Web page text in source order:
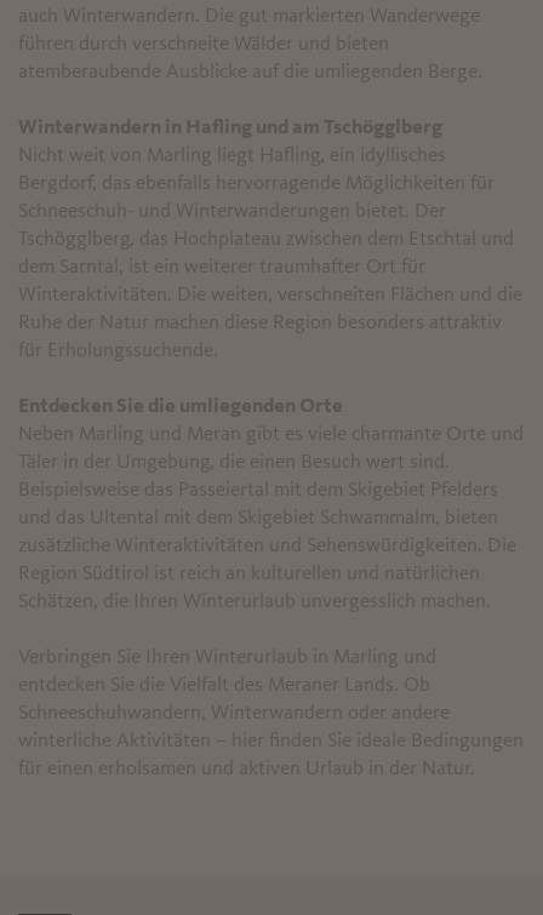
auch Winterwandern. Die gut markierten Wanderwege
führen durch verschneite Wälder und bieten
atemberaubende Ausblicke auf die umliegenden Berge.
Winterwandern in Hafling und am Tschögglberg
Nicht weit von Marling liegt Hafling, ein idyllisches
Bergdorf, das ebenfalls hervorragende Möglichkeiten für
Schneeschuh- und Winterwanderungen bietet. Der
Tschögglberg, das Hochplateau zwischen dem Etschtal und
dem Sarntal, ist ein weiterer traumhafter Ort für
Winteraktivitäten. Die weiten, verschneiten Flächen und die
Ruhe der Natur machen diese Region besonders attraktiv
für Erholungssuchende.
Entdecken Sie die umliegenden Orte
Neben Marling und Meran gibt es viele charmante Orte und
Täler in der Umgebung, die einen Besuch wert sind.
Beispielsweise das Passeiertal mit dem Skigebiet Pfelders
und das Ultental mit dem Skigebiet Schwammalm, bieten
zusätzliche Winteraktivitäten und Sehenswürdigkeiten. Die
Region Südtirol ist reich an kulturellen und natürlichen
Schätzen, die Ihren Winterurlaub unvergesslich machen.
Verbringen Sie Ihren Winterurlaub in Marling und
entdecken Sie die Vielfalt des Meraner Lands. Ob
Schneeschuhwandern, Winterwandern oder andere
winterliche Aktivitäten – hier finden Sie ideale Bedingungen
für einen erholsamen und aktiven Urlaub in der Natur.